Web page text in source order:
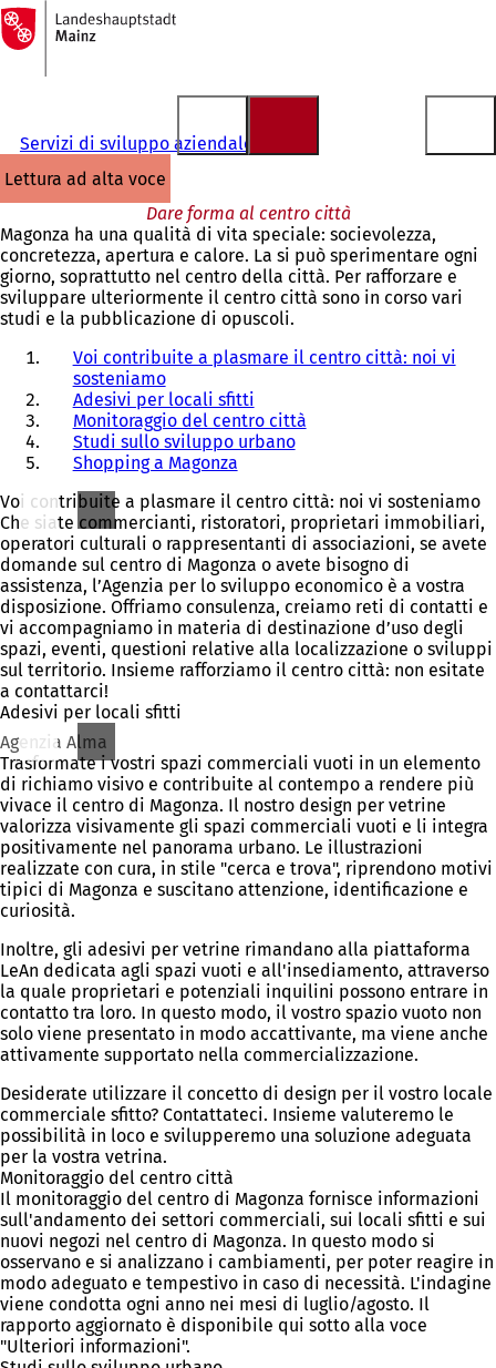
Vai al contenuto
Alla
pagina
iniziale
Servizi di sviluppo aziendale
lettura ad alta voce
Dare forma al centro città
Magonza ha una qualità di vita speciale: socievolezza,
concretezza, apertura e calore. La si può sperimentare ogni
giorno, soprattutto nel centro della città. Per rafforzare e
sviluppare ulteriormente il centro città sono in corso vari
studi e la pubblicazione di opuscoli.
Voi contribuite a plasmare il centro città: noi vi
sosteniamo
Adesivi per locali sfitti
Monitoraggio del centro città
Studi sullo sviluppo urbano
Shopping a Magonza
Voi contribuite a plasmare il centro città: noi vi sosteniamo
Che siate commercianti, ristoratori, proprietari immobiliari,
operatori culturali o rappresentanti di associazioni, se avete
domande sul centro di Magonza o avete bisogno di
assistenza, l’Agenzia per lo sviluppo economico è a vostra
disposizione. Offriamo consulenza, creiamo reti di contatti e
vi accompagniamo in materia di destinazione d’uso degli
spazi, eventi, questioni relative alla localizzazione o sviluppi
sul territorio. Insieme rafforziamo il centro città: non esitate
a contattarci!
Adesivi per locali sfitti
Agenzia Alma
Trasformate i vostri spazi commerciali vuoti in un elemento
di richiamo visivo e contribuite al contempo a rendere più
vivace il centro di Magonza. Il nostro design per vetrine
valorizza visivamente gli spazi commerciali vuoti e li integra
positivamente nel panorama urbano. Le illustrazioni
realizzate con cura, in stile "cerca e trova", riprendono motivi
tipici di Magonza e suscitano attenzione, identificazione e
curiosità.
Inoltre, gli adesivi per vetrine rimandano alla piattaforma
LeAn dedicata agli spazi vuoti e all'insediamento, attraverso
la quale proprietari e potenziali inquilini possono entrare in
contatto tra loro. In questo modo, il vostro spazio vuoto non
solo viene presentato in modo accattivante, ma viene anche
attivamente supportato nella commercializzazione.
Desiderate utilizzare il concetto di design per il vostro locale
commerciale sfitto? Contattateci. Insieme valuteremo le
possibilità in loco e svilupperemo una soluzione adeguata
per la vostra vetrina.
Monitoraggio del centro città
Il monitoraggio del centro di Magonza fornisce informazioni
sull'andamento dei settori commerciali, sui locali sfitti e sui
nuovi negozi nel centro di Magonza. In questo modo si
osservano e si analizzano i cambiamenti, per poter reagire in
modo adeguato e tempestivo in caso di necessità. L'indagine
viene condotta ogni anno nei mesi di luglio/agosto. Il
rapporto aggiornato è disponibile qui sotto alla voce
"Ulteriori informazioni".